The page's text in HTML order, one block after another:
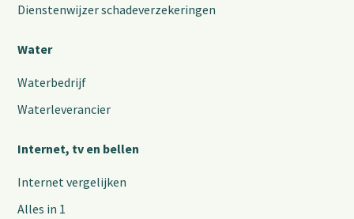
Dienstenwijzer schadeverzekeringen
Water
Waterbedrijf
Waterleverancier
Internet, tv en bellen
Internet vergelijken
Alles in 1